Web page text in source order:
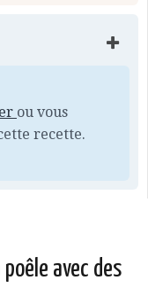
ou vous
recette.
avec des